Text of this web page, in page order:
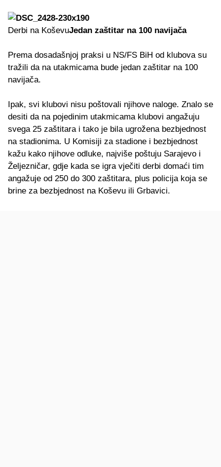
Derbi na KoševuJedan zaštitar na 100 navijača
Prema dosadašnjoj praksi u NS/FS BiH od klubova su
tražili da na utakmicama bude jedan zaštitar na 100
navijača.
Ipak, svi klubovi nisu poštovali njihove naloge. Znalo se
desiti da na pojedinim utakmicama klubovi angažuju
svega 25 zaštitara i tako je bila ugrožena bezbjednost
na stadionima. U Komisiji za stadione i bezbjednost
kažu kako njihove odluke, najviše poštuju Sarajevo i
Željezničar, gdje kada se igra vječiti derbi domaći tim
angažuje od 250 do 300 zaštitara, plus policija koja se
brine za bezbjednost na Koševu ili Grbavici.